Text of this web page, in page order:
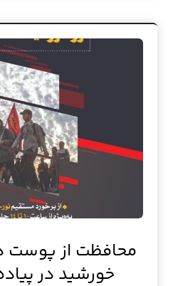
محافظت از پوست
خورشید در